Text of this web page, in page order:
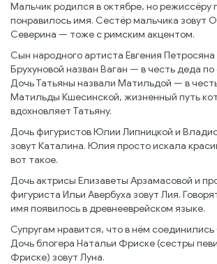
Мальчик родился в октябре, но режиссёру
понравилось имя. Сестёр мальчика зовут
Северина — тоже с римским акцентом.
Сын народного артиста Евгения Петросяна
Брухуновой назван Ваган — в честь деда
Дочь Татьяны назвали Матильдой — в
Матильды Кшесинской, жизненный путь
вдохновляет Татьяну.
Дочь фигуристов Юлии Липницкой и
зовут Каталина. Юлия просто искала
вот такое.
Дочь актрисы Елизаветы Арзамасовой и
фигуриста Ильи Авербуха зовут Лия.
имя появилось в древнееврейском языке.
Супругам нравится, что в нём соединились
Дочь блогера Натальи Фриске (сестры
Фриске) зовут Луна.